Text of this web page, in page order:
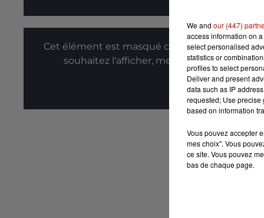
Cet élément est masqué compte-tenu du
souhaitez l'afficher, merci de nous
We and our (447)
access information on
select personalised
statistics or
profiles to select
Deliver and present
data such as IP
requested; Use precise
based on information
Vous pouvez accepter
mes choix". Vous
ce site. Vous pouvez
bas de chaque page.